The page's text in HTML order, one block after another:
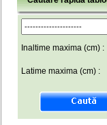
Inaltime maxima (cm) :
Latime maxima (cm) :